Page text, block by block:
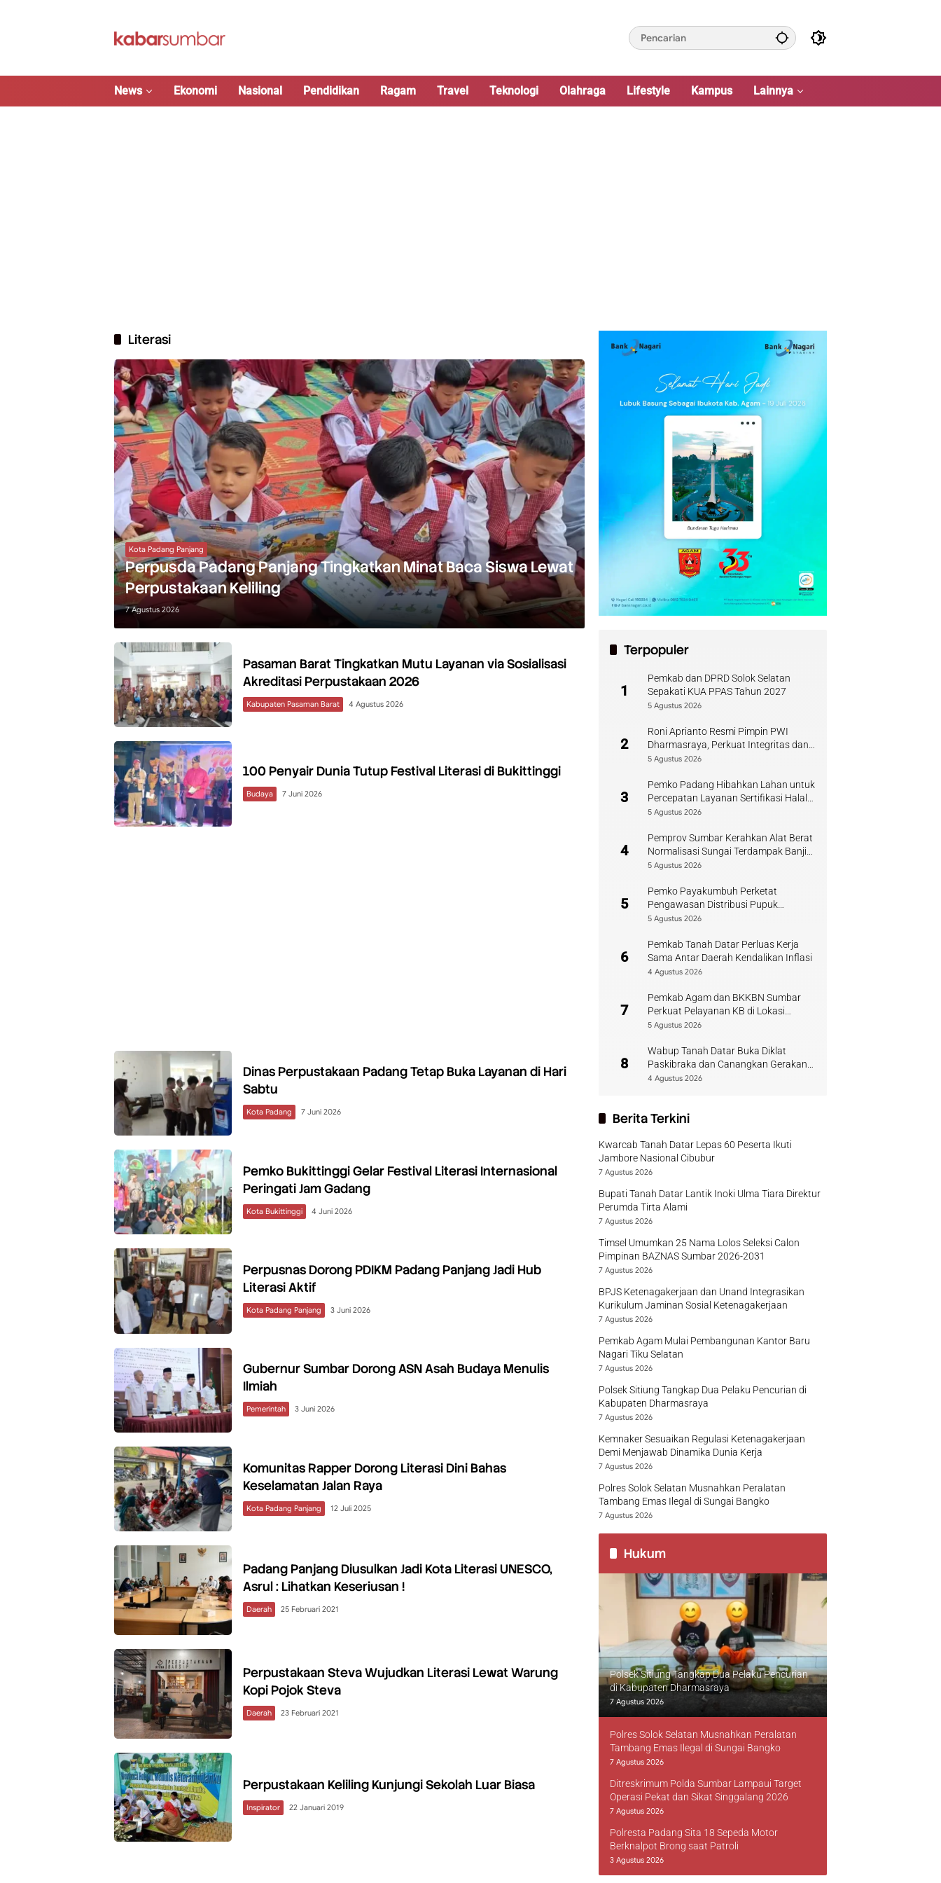
News Ekonomi Nasional Pendidikan Ragam Travel Teknologi Olahraga Lifestyle Kampus Lainnya
Literasi
Kota Padang Panjang
Perpusda Padang Panjang Tingkatkan Minat Baca Siswa Lewat
Perpustakaan Keliling
7 Agustus 2026
Pasaman Barat Tingkatkan Mutu Layanan via Sosialisasi
Akreditasi Perpustakaan 2026
Kabupaten Pasaman Barat 4 Agustus 2026
100 Penyair Dunia Tutup Festival Literasi di Bukittinggi
Budaya 7 Juni 2026
Dinas Perpustakaan Padang Tetap Buka Layanan di Hari
Sabtu
Kota Padang 7 Juni 2026
Pemko Bukittinggi Gelar Festival Literasi Internasional
Peringati Jam Gadang
Kota Bukittinggi 4 Juni 2026
Perpusnas Dorong PDIKM Padang Panjang Jadi Hub
Literasi Aktif
Kota Padang Panjang 3 Juni 2026
Gubernur Sumbar Dorong ASN Asah Budaya Menulis
Ilmiah
Pemerintah 3 Juni 2026
Komunitas Rapper Dorong Literasi Dini Bahas
Keselamatan Jalan Raya
Kota Padang Panjang 12 Juli 2025
Padang Panjang Diusulkan Jadi Kota Literasi UNESCO,
Asrul : Lihatkan Keseriusan !
Daerah 25 Februari 2021
Perpustakaan Steva Wujudkan Literasi Lewat Warung
Kopi Pojok Steva
Daerah 23 Februari 2021
Perpustakaan Keliling Kunjungi Sekolah Luar Biasa
Inspirator 22 Januari 2019
Terpopuler
1
Pemkab dan DPRD Solok Selatan
Sepakati KUA PPAS Tahun 2027
5 Agustus 2026
2
Roni Aprianto Resmi Pimpin PWI
Dharmasraya, Perkuat Integritas dan
Kompetensi Jurnalis
5 Agustus 2026
3
Pemko Padang Hibahkan Lahan untuk
Percepatan Layanan Sertifikasi Halal
di Sumbar
5 Agustus 2026
4
Pemprov Sumbar Kerahkan Alat Berat
Normalisasi Sungai Terdampak Banjir
Kuranji
5 Agustus 2026
5
Pemko Payakumbuh Perketat
Pengawasan Distribusi Pupuk
Bersubsidi bagi Petani Lokal
5 Agustus 2026
6
Pemkab Tanah Datar Perluas Kerja
Sama Antar Daerah Kendalikan Inflasi
4 Agustus 2026
7
Pemkab Agam dan BKKBN Sumbar
Perkuat Pelayanan KB di Lokasi
Bencana
5 Agustus 2026
8
Wabup Tanah Datar Buka Diklat
Paskibraka dan Canangkan Gerakan
Bendera
4 Agustus 2026
Berita Terkini
Kwarcab Tanah Datar Lepas 60 Peserta Ikuti
Jambore Nasional Cibubur
7 Agustus 2026
Bupati Tanah Datar Lantik Inoki Ulma Tiara Direktur
Perumda Tirta Alami
7 Agustus 2026
Timsel Umumkan 25 Nama Lolos Seleksi Calon
Pimpinan BAZNAS Sumbar 2026-2031
7 Agustus 2026
BPJS Ketenagakerjaan dan Unand Integrasikan
Kurikulum Jaminan Sosial Ketenagakerjaan
7 Agustus 2026
Pemkab Agam Mulai Pembangunan Kantor Baru
Nagari Tiku Selatan
7 Agustus 2026
Polsek Sitiung Tangkap Dua Pelaku Pencurian di
Kabupaten Dharmasraya
7 Agustus 2026
Kemnaker Sesuaikan Regulasi Ketenagakerjaan
Demi Menjawab Dinamika Dunia Kerja
7 Agustus 2026
Polres Solok Selatan Musnahkan Peralatan
Tambang Emas Ilegal di Sungai Bangko
7 Agustus 2026
Hukum
Polsek Sitiung Tangkap Dua Pelaku Pencurian
di Kabupaten Dharmasraya
7 Agustus 2026
Polres Solok Selatan Musnahkan Peralatan
Tambang Emas Ilegal di Sungai Bangko
7 Agustus 2026
Ditreskrimum Polda Sumbar Lampaui Target
Operasi Pekat dan Sikat Singgalang 2026
7 Agustus 2026
Polresta Padang Sita 18 Sepeda Motor
Berknalpot Brong saat Patroli
3 Agustus 2026